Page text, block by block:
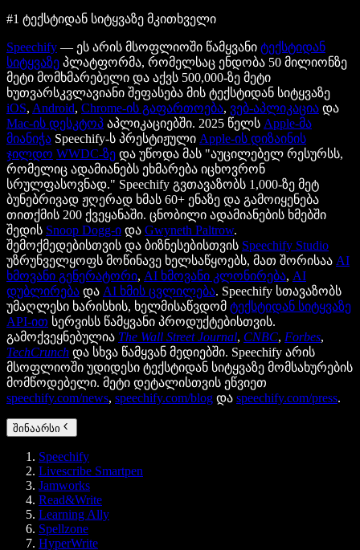
#1 ტექსტიდან სიტყვაზე მკითხველი
Speechify — ეს არის მსოფლიოში წამყვანი ტექსტიდან
სიტყვაზე პლატფორმა, რომელსაც ენდობა 50 მილიონზე
მეტი მომხმარებელი და აქვს 500,000-ზე მეტი
ხუთვარსკვლავიანი შეფასება მის ტექსტიდან სიტყვაზე
iOS, Android, Chrome-ის გაფართოება, ვებ-აპლიკაცია და
Mac-ის დესკტოპ აპლიკაციებში. 2025 წელს Apple-მა
მიანიჭა Speechify-ს პრესტიჟული Apple-ის დიზაინის
ჯილდო WWDC-ზე და უწოდა მას "აუცილებელ რესურსს,
რომელიც ადამიანებს ეხმარება იცხოვრონ
სრულფასოვნად." Speechify გვთავაზობს 1,000-ზე მეტ
ბუნებრივად ჟღერად ხმას 60+ ენაზე და გამოიყენება
თითქმის 200 ქვეყანაში. ცნობილი ადამიანების ხმებში
შედის Snoop Dogg-ი და Gwyneth Paltrow.
შემოქმედებისთვის და ბიზნესებისთვის Speechify Studio
უზრუნველყოფს მოწინავე ხელსაწყოებს, მათ შორისაა AI
ხმოვანი გენერატორი, AI ხმოვანი კლონირება, AI
დუბლირება და AI ხმის ცვლილება. Speechify სთავაზობს
უმაღლესი ხარისხის, ხელმისაწვდომ ტექსტიდან სიტყვაზე
API-ით სერვისს წამყვანი პროდუქტებისთვის.
გამოქვეყნებულია The Wall Street Journal, CNBC, Forbes,
TechCrunch და სხვა წამყვან მედიებში. Speechify არის
მსოფლიოში უდიდესი ტექსტიდან სიტყვაზე მომსახურების
მომწოდებელი. მეტი დეტალისთვის ეწვიეთ
speechify.com/news, speechify.com/blog და speechify.com/press.
შინაარსი
Speechify
Livescribe Smartpen
Jamworks
Read&Write
Learning Ally
Spellzone
HyperWrite